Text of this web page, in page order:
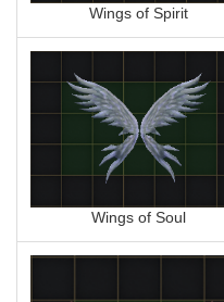
Wings of Spirit
Wings of Soul